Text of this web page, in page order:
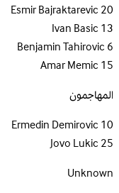
20
Esmir Bajraktarevic
13
Ivan Basic
6
Benjamin Tahirovic
15
Amar Memic
المهاجمون
10
Ermedin Demirovic
25
Jovo Lukic
Unknown